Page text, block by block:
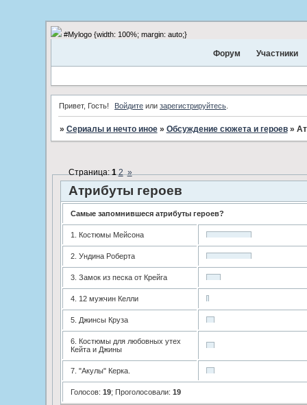
#Mylogo {width: 100%; margin: auto;}
Форум Участники
Привет, Гость! Войдите или зарегистрируйтесь
» Сериалы и нечто иное » Обсуждение сюжета и героев »
Атрибуты героев
Страница:1 2 »
Самые запомнившеся атрибуты героев?
1. Костюмы Мейсона
2. Ундина Роберта
3. Замок из песка от Крейга
4. 12 мужчин Келли
5. Джинсы Круза
6. Костюмы для любовных утех
Кейта и Джины
7. "Акулы" Керка.
Голосов: 19; Проголосовали: 19